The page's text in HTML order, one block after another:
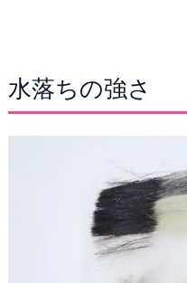
水落ちの強さ